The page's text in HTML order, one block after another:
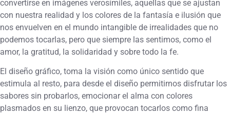
convertirse en imágenes verosímiles, aquellas que se ajustan
con nuestra realidad y los colores de la fantasía e ilusión que
nos envuelven en el mundo intangible de irrealidades que no
podemos tocarlas, pero que siempre las sentimos, como el
amor, la gratitud, la solidaridad y sobre todo la fe.
El diseño gráfico, toma la visión como único sentido que
estimula al resto, para desde el diseño permitirnos disfrutar los
sabores sin probarlos, emocionar el alma con colores
plasmados en su lienzo, que provocan tocarlos como fina